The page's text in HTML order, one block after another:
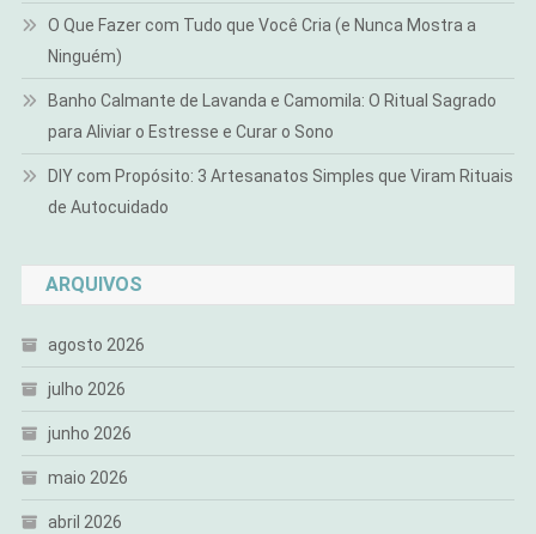
O Que Fazer com Tudo que Você Cria (e Nunca Mostra a
Ninguém)
Banho Calmante de Lavanda e Camomila: O Ritual Sagrado
para Aliviar o Estresse e Curar o Sono
DIY com Propósito: 3 Artesanatos Simples que Viram Rituais
de Autocuidado
ARQUIVOS
agosto 2026
julho 2026
junho 2026
maio 2026
abril 2026